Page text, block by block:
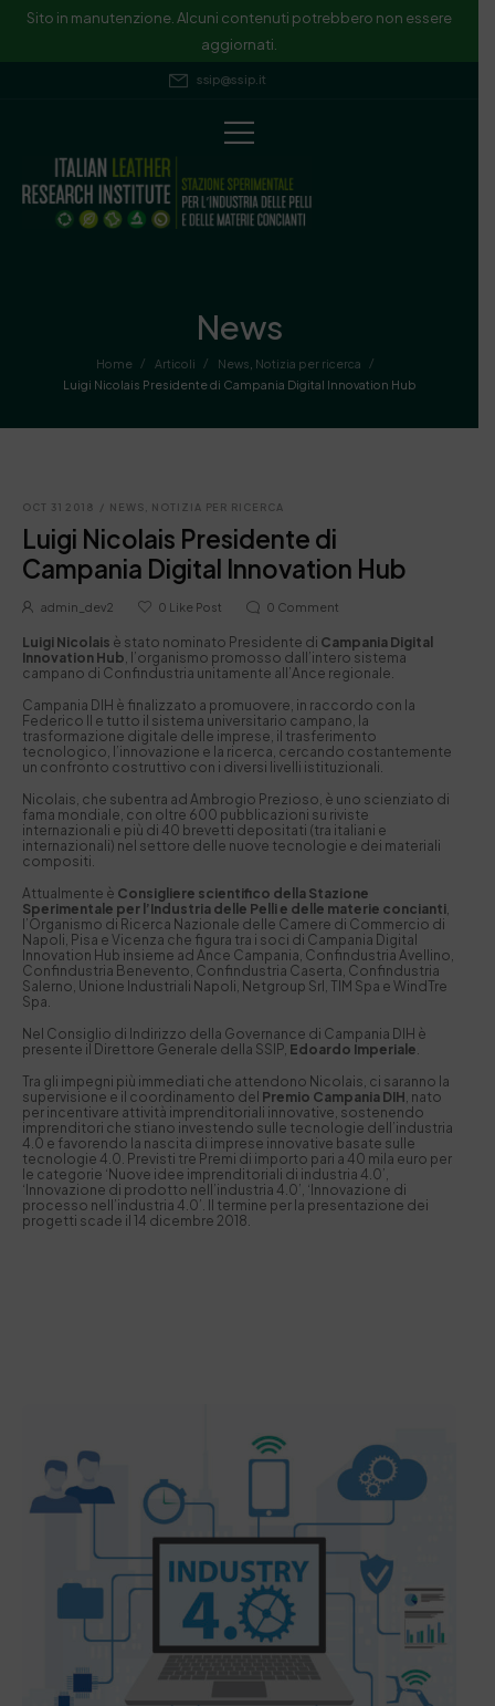
Sito in manutenzione. Alcuni contenuti potrebbero non essere
aggiornati.
ssip@ssip.it
News
Home / Articoli / News Notizia per ricerca
/
Luigi Nicolais Presidente di Campania Digital Innovation Hub
OCT 31 2018 / NEWS, NOTIZIA PER RICERCA
Luigi Nicolais Presidente di
Campania Digital Innovation Hub
admin_dev2 0 Like Post 0 Comment
Luigi Nicolais è stato nominato Presidente di Campania Digital
Innovation Hub, l’organismo promosso dall’intero sistema
campano di Confindustria unitamente all’Ance regionale.
Campania DIH è finalizzato a promuovere, in raccordo con la
Federico II e tutto il sistema universitario campano, la
trasformazione digitale delle imprese, il trasferimento
tecnologico, l’innovazione e la ricerca, cercando costantemente
un confronto costruttivo con i diversi livelli istituzionali.
Nicolais, che subentra ad Ambrogio Prezioso, è uno scienziato di
fama mondiale, con oltre 600 pubblicazioni su riviste
internazionali e più di 40 brevetti depositati (tra italiani e
internazionali) nel settore delle nuove tecnologie e dei materiali
compositi.
Attualmente è Consigliere scientifico della Stazione
Sperimentale per l’Industria delle Pelli e delle materie concianti,
l’Organismo di Ricerca Nazionale delle Camere di Commercio di
Napoli, Pisa e Vicenza che figura tra i soci di Campania Digital
Innovation Hub insieme ad Ance Campania, Confindustria Avellino,
Confindustria Benevento, Confindustria Caserta, Confindustria
Salerno, Unione Industriali Napoli, Netgroup Srl, TIM Spa e WindTre
Spa.
Nel Consiglio di Indirizzo della Governance di Campania DIH è
presente il Direttore Generale della SSIP, Edoardo Imperiale.
Tra gli impegni più immediati che attendono Nicolais, ci saranno la
supervisione e il coordinamento del Premio Campania DIH, nato
per incentivare attività imprenditoriali innovative, sostenendo
imprenditori che stiano investendo sulle tecnologie dell’industria
4.0 e favorendo la nascita di imprese innovative basate sulle
tecnologie 4.0. Previsti tre Premi di importo pari a 40 mila euro per
le categorie ‘Nuove idee imprenditoriali di industria 4.0’,
‘Innovazione di prodotto nell’industria 4.0’, ‘Innovazione di
processo nell’industria 4.0’. Il termine per la presentazione dei
progetti scade il 14 dicembre 2018.